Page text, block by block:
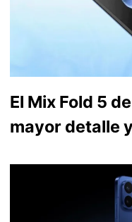
El Mix Fold 5
mayor detalle